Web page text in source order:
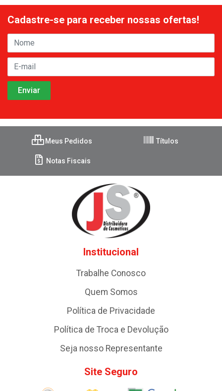
Cadastre-se para receber nossas ofertas!
Meus Pedidos Títulos
Notas Fiscais
Institucional
Trabalhe Conosco
Quem Somos
Política de Privacidade
Política de Troca e Devolução
Seja nosso Representante
Site Seguro